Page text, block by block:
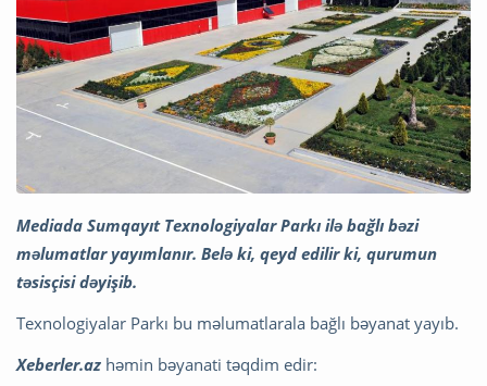
Mediada Sumqayıt Texnologiyalar Parkı ilə bağlı bəzi
məlumatlar yayımlanır. Belə ki, qeyd edilir ki, qurumun
təsisçisi dəyişib.
Texnologiyalar Parkı bu məlumatlarala bağlı bəyanat yayıb.
Xeberler.az həmin bəyanati təqdim edir: